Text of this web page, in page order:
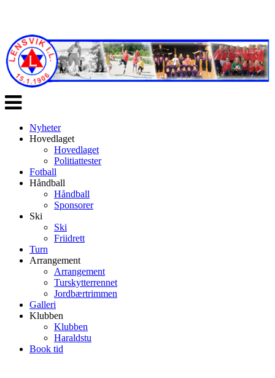
Veksle
navigasjon
Nyheter
Hovedlaget
Hovedlaget
Politiattester
Fotball
Håndball
Håndball
Sponsorer
Ski
Ski
Friidrett
Turn
Arrangement
Arrangement
Turskytterrennet
Jordbærtrimmen
Galleri
Klubben
Klubben
Haraldstu
Book tid